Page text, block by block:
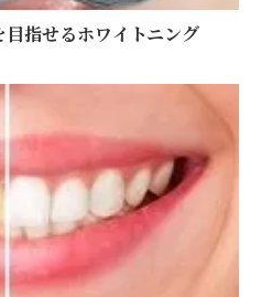
指せるホワイトニング